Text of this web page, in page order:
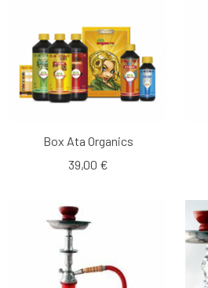
Box Ata Organics
39,00 €